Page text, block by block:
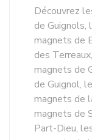
Découvrez
de Guignols,
magnets de
des
magnets de
de Guignol,
magnets de
magnets de
Part-Dieu,